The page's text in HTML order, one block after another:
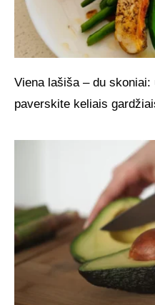
Viena lašiša – du
paverskite keliais